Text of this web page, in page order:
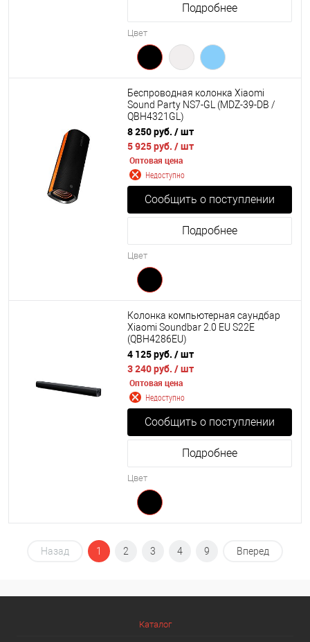
Подробнее
Цвет
Беспроводная колонка Xiaomi
Sound Party NS7-GL (MDZ-39-DB /
QBH4321GL)
8 250 руб. / шт
5 925 руб. / шт
Оптовая цена
Недоступно
Сообщить о поступлении
Подробнее
Цвет
Колонка компьютерная саундбар
Xiaomi Soundbar 2.0 EU S22E
(QBH4286EU)
4 125 руб. / шт
3 240 руб. / шт
Оптовая цена
Недоступно
Сообщить о поступлении
Подробнее
Цвет
Назад 1 2 3 4 9 Вперед
Каталог